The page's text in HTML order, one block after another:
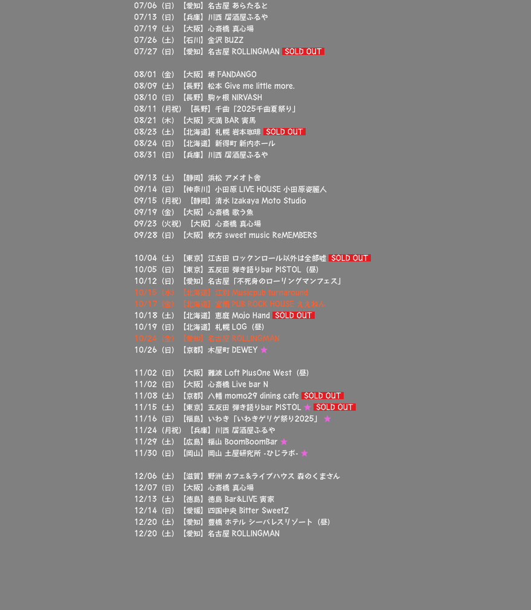
07/06（日）【愛知】名古屋 あらたると
07/13（日）【兵庫】川西 居酒屋ふるや
07/19（土）【大阪】心斎橋 真心場
07/26（土）【石川】金沢 BUZZ
07/27（日）【愛知】名古屋 ROLLINGMAN
SOLD OUT
08/01（金）【大阪】堺 FANDANGO
08/09（土）【長野】松本 Give me little more.
08/10（日）【長野】駒ヶ根 NIRVASH
08/11（月祝）【長野】千曲「2025千曲夏祭り」
08/21（木）【大阪】天満 BAR 寅馬
08/23（土）【北海道】札幌 岩本珈琲
SOLD OUT
​08/24（日）【北海道】新得町 新内ホール
08/31（日）【兵庫】川西 居酒屋ふるや
09/13（土）【静岡】浜松 アメオト舎
09/14（日）【神奈川】小田原 LIVE HOUSE 小田原姿麗人
09/15（月祝）【静岡】清水 Izakaya Moto Studio
09/19（金）【大阪】心斎橋 歌う魚
09/23（火祝）【大阪】心斎橋 真心場
09/28（日）【大阪】枚方 sweet music ReMEMBERS
10/04（土）【東京】江古田 ロックンロール以外は全部嘘
SOLD OUT
10/05（日）【東京】五反田 弾き語りbar PISTOL（昼）​​
10/12（日）【愛知】名古屋「不死身のローリングマンフェス」
10/15（水）【北海道】江別 Musicpub turnaround
10/17（金）【北海道】室蘭 PUB ROCK HOUSE ええねん
10/18（土）【北海道】恵庭 Mojo Hand
SOLD OUT
10/19（日）【北海道】札幌 LOG（昼）
10/24（金）【愛知】名古屋 ROLLINGMAN
10/26（日）【京都】木屋町 DEWEY ★
11/02（日）【大阪】難波 Loft PlusOne West（昼）
11/02（日）【大阪】心斎橋 Live bar N
11/08（土）【京都】八幡 momo29 dining cafe
SOLD OUT
11/15（土）【東京】五反田 弾き語りbar PISTOL ★
SOLD OUT
11/16（日）【福島】いわき「いわきゲリゲ祭り2025」 ★
11/24（月祝）【兵庫】川西 居酒屋ふるや
11/29（土）【広島】福山 BoomBoomBar ★
11/30（日）【岡山】岡山 土屋研究所 -ひじラボ- ★
12/06（土）【滋賀】野洲 カフェ&ライブハウス 森のくまさん
12/07（日）【大阪】心斎橋 真心場
12/13（土）【徳島】徳島 Bar&LIVE 寅家
12/14（日）【愛媛】四国中央 Bitter SweetZ
12/20（土）【愛知】豊橋 ホテル シーパレスリゾート（昼）
12/20（土）【愛知】名古屋 ROLLINGMAN